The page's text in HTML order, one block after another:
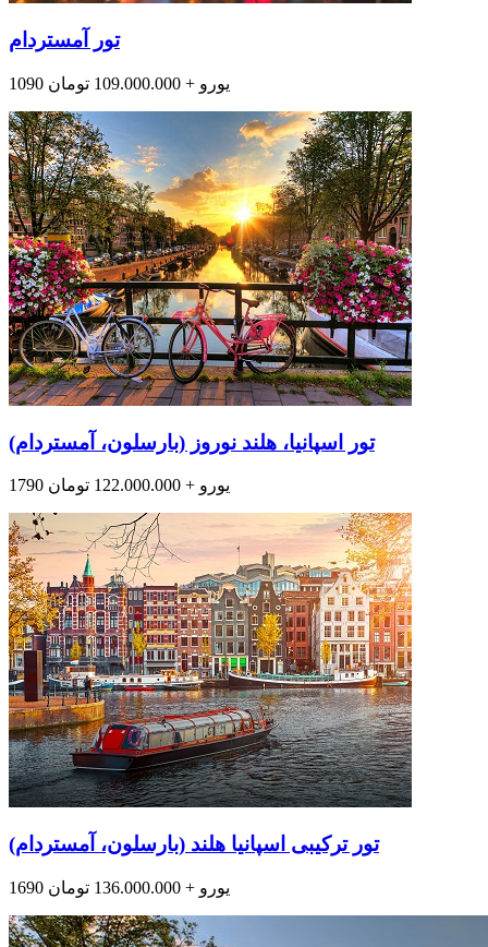
تور آمستردام
1090 یورو + 109.000.000 تومان
تور اسپانیا، هلند نوروز (بارسلون، آمستردام)
1790 یورو + 122.000.000 تومان
تور ترکیبی اسپانیا هلند (بارسلون، آمستردام)
1690 یورو + 136.000.000 تومان